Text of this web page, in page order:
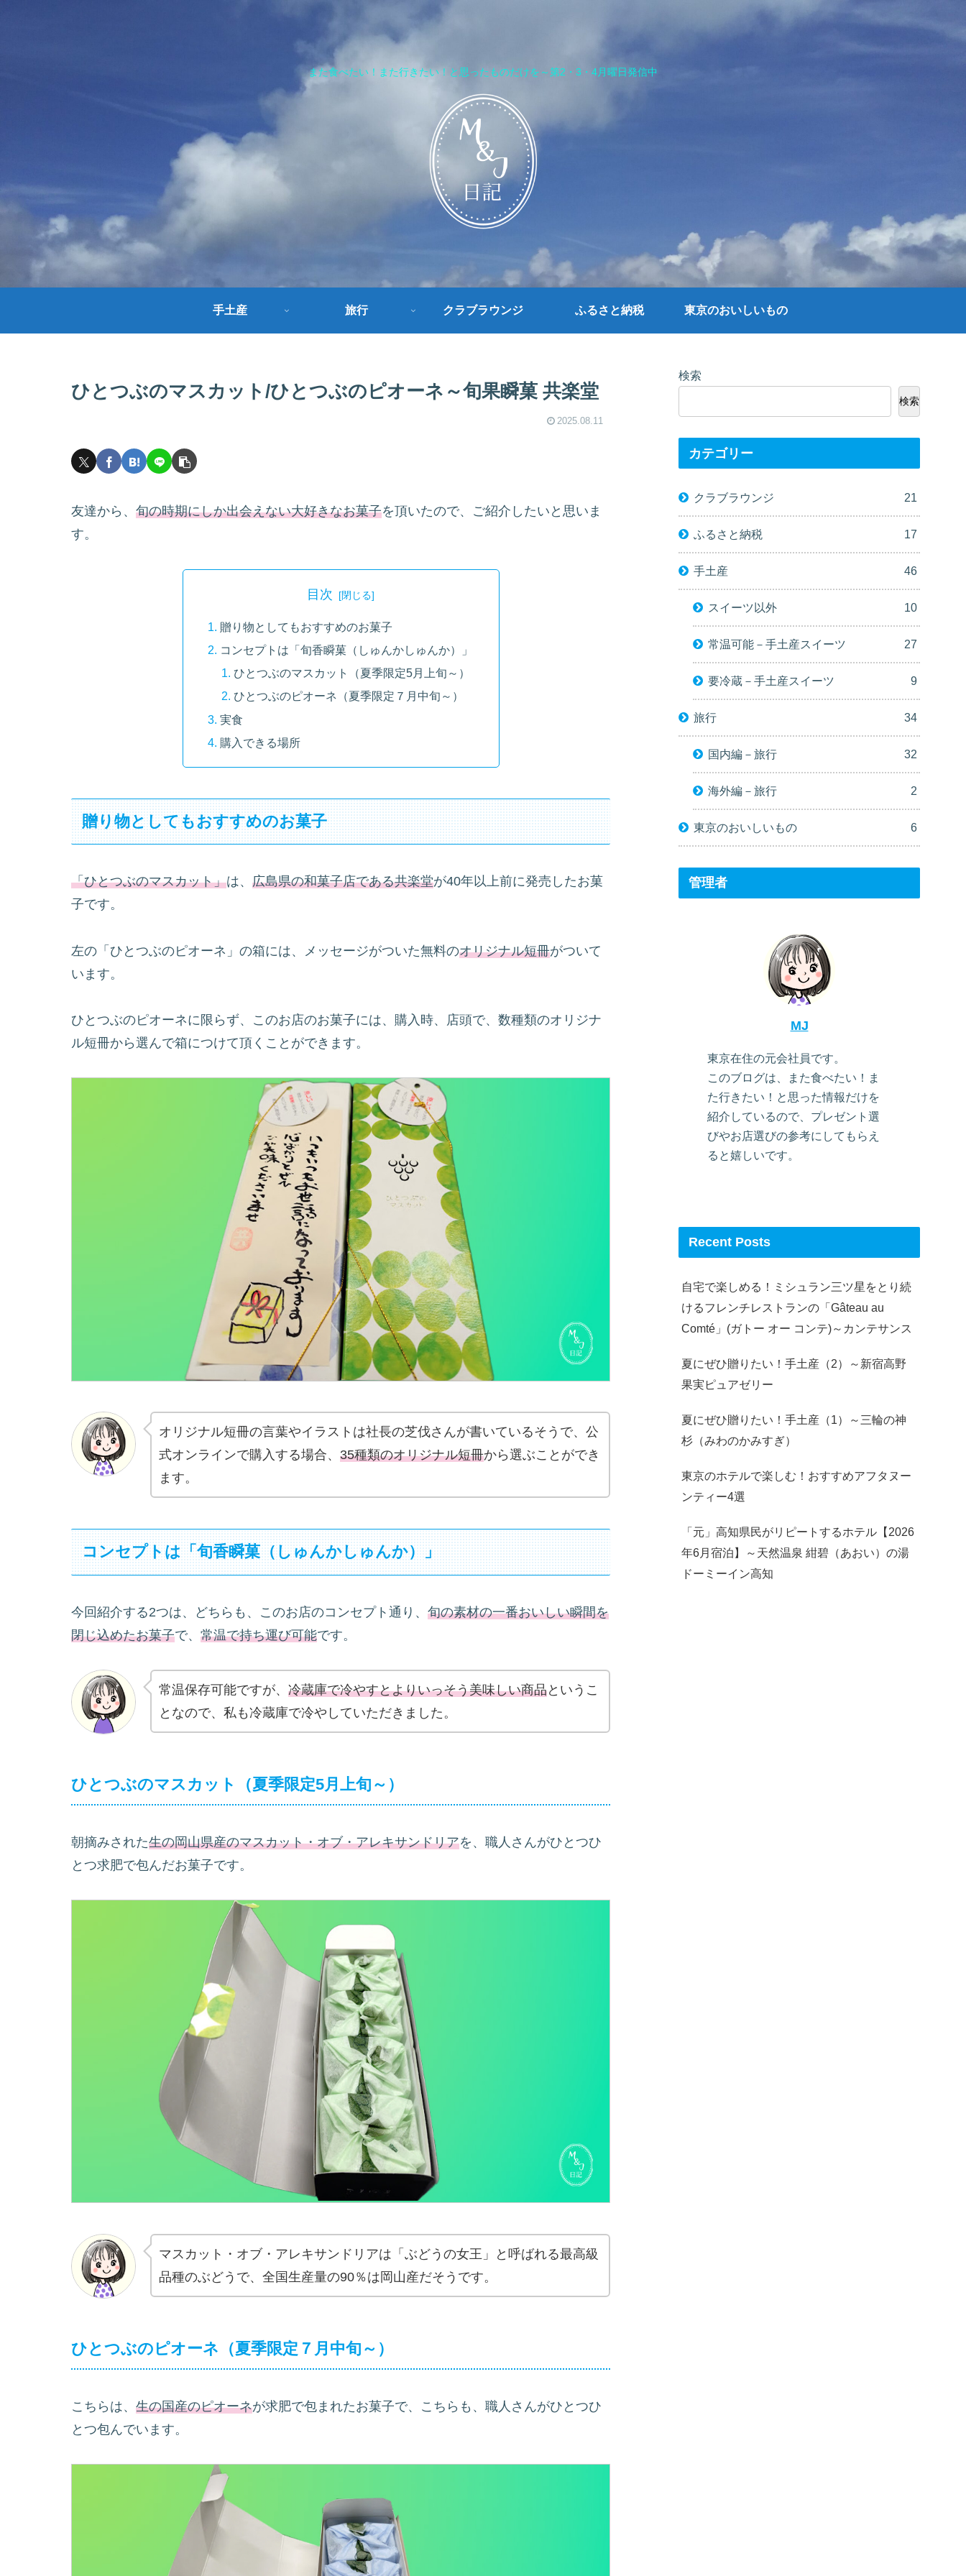
また食べたい！また行きたい！と思ったものだけを～第2・3・4月曜日発信中
手土産 旅行 クラブラウンジ ふるさと納税 東京のおいしいもの
ひとつぶのマスカット/ひとつぶのピオーネ～旬果瞬菓 共楽堂
2025.08.11
友達から、 旬の時期にしか出会えない大好きなお菓子を頂いたので、ご紹介したいと思いま
す。
目次
贈り物としてもおすすめのお菓子
コンセプトは「旬香瞬菓（しゅんかしゅんか）」
ひとつぶのマスカット（夏季限定5月上旬～）
ひとつぶのピオーネ（夏季限定７月中旬～）
実食
購入できる場所
贈り物としてもおすすめのお菓子
「ひとつぶのマスカット」は、 広島県の和菓子店である共楽堂が40年以上前に発売したお菓
子です。
左の「ひとつぶのピオーネ」の箱には、メッセージがついた無料のオリジナル短冊がついて
います。
ひとつぶのピオーネに限らず、このお店のお菓子には、購入時、店頭で、数種類のオリジナ
ル短冊から選んで箱につけて頂くことができます。
オリジナル短冊の言葉やイラストは社長の芝伐さんが書いているそうで、公
式オンラインで購入する場合、 35種類のオリジナル短冊から選ぶことができ
ます。
コンセプトは「旬香瞬菓（しゅんかしゅんか）」
今回紹介する2つは、どちらも、このお店のコンセプト通り、 旬の素材の一番おいしい瞬間を
閉じ込めたお菓子で、 常温で持ち運び可能です。
常温保存可能ですが、 冷蔵庫で冷やすとよりいっそう美味しい商品というこ
となので、私も冷蔵庫で冷やしていただきました。
ひとつぶのマスカット（夏季限定5月上旬～）
朝摘みされた生の岡山県産のマスカット・オブ・アレキサンドリアを、職人さんがひとつひ
とつ求肥で包んだお菓子です。
マスカット・オブ・アレキサンドリアは「ぶどうの女王」と呼ばれる最高級
品種のぶどうで、全国生産量の90％は岡山産だそうです。
ひとつぶのピオーネ（夏季限定７月中旬～）
こちらは、 生の国産のピオーネが求肥で包まれたお菓子で、こちらも、職人さんがひとつひ
とつ包んでいます。
検索
検索
カテゴリー
クラブラウンジ 21
ふるさと納税 17
手土産 46
スイーツ以外 10
常温可能－手土産スイーツ 27
要冷蔵－手土産スイーツ 9
旅行 34
国内編－旅行 32
海外編－旅行 2
東京のおいしいもの 6
管理者
MJ
東京在住の元会社員です。
このブログは、また食べたい！ま
た行きたい！と思った情報だけを
紹介しているので、プレゼント選
びやお店選びの参考にしてもらえ
ると嬉しいです。
Recent Posts
自宅で楽しめる！ミシュラン三ツ星をとり続
けるフレンチレストランの「Gâteau au
Comté」(ガトー オー コンテ)～カンテサンス
夏にぜひ贈りたい！手土産（2）～新宿高野
果実ピュアゼリー
夏にぜひ贈りたい！手土産（1）～三輪の神
杉（みわのかみすぎ）
東京のホテルで楽しむ！おすすめアフタヌー
ンティー4選
「元」高知県民がリピートするホテル【2026
年6月宿泊】～天然温泉 紺碧（あおい）の湯
ドーミーイン高知